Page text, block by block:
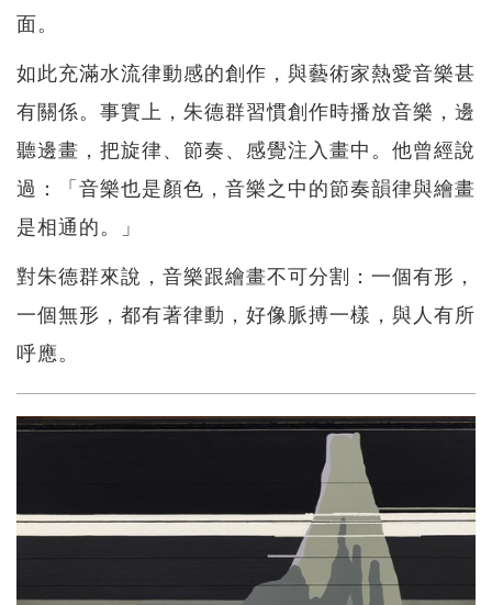
面。
如此充滿水流律動感的創作，與藝術家熱愛音樂甚
有關係。事實上，朱德群習慣創作時播放音樂，邊
聽邊畫，把旋律、節奏、感覺注入畫中。他曾經說
過：「音樂也是顏色，音樂之中的節奏韻律與繪畫
是相通的。」
對朱德群來說，音樂跟繪畫不可分割：一個有形，
一個無形，都有著律動，好像脈搏一樣，與人有所
呼應。